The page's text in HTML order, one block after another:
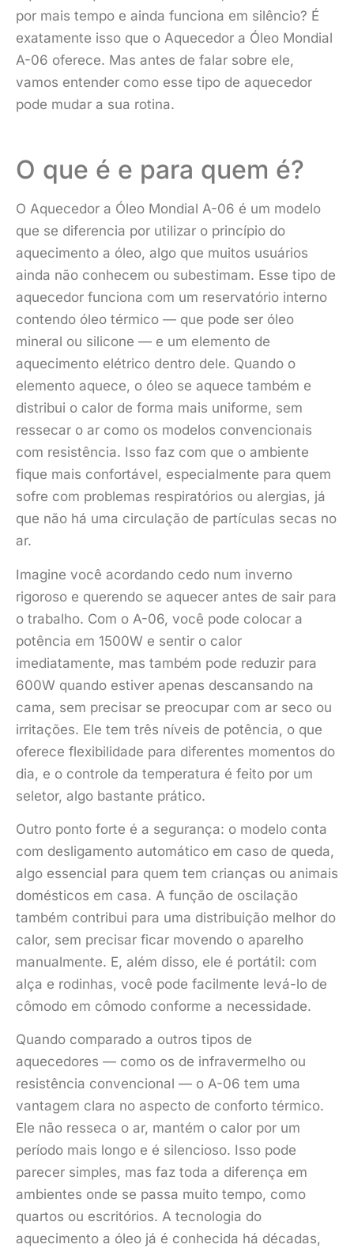
por mais tempo e ainda funciona em silêncio? É
exatamente isso que o Aquecedor a Óleo Mondial
A-06 oferece. Mas antes de falar sobre ele,
vamos entender como esse tipo de aquecedor
pode mudar a sua rotina.
O que é e para quem é?
O Aquecedor a Óleo Mondial A-06 é um modelo
que se diferencia por utilizar o princípio do
aquecimento a óleo, algo que muitos usuários
ainda não conhecem ou subestimam. Esse tipo de
aquecedor funciona com um reservatório interno
contendo óleo térmico — que pode ser óleo
mineral ou silicone — e um elemento de
aquecimento elétrico dentro dele. Quando o
elemento aquece, o óleo se aquece também e
distribui o calor de forma mais uniforme, sem
ressecar o ar como os modelos convencionais
com resistência. Isso faz com que o ambiente
fique mais confortável, especialmente para quem
sofre com problemas respiratórios ou alergias, já
que não há uma circulação de partículas secas no
ar.
Imagine você acordando cedo num inverno
rigoroso e querendo se aquecer antes de sair para
o trabalho. Com o A-06, você pode colocar a
potência em 1500W e sentir o calor
imediatamente, mas também pode reduzir para
600W quando estiver apenas descansando na
cama, sem precisar se preocupar com ar seco ou
irritações. Ele tem três níveis de potência, o que
oferece flexibilidade para diferentes momentos do
dia, e o controle da temperatura é feito por um
seletor, algo bastante prático.
Outro ponto forte é a segurança: o modelo conta
com desligamento automático em caso de queda,
algo essencial para quem tem crianças ou animais
domésticos em casa. A função de oscilação
também contribui para uma distribuição melhor do
calor, sem precisar ficar movendo o aparelho
manualmente. E, além disso, ele é portátil: com
alça e rodinhas, você pode facilmente levá-lo de
cômodo em cômodo conforme a necessidade.
Quando comparado a outros tipos de
aquecedores — como os de infravermelho ou
resistência convencional — o A-06 tem uma
vantagem clara no aspecto de conforto térmico.
Ele não resseca o ar, mantém o calor por um
período mais longo e é silencioso. Isso pode
parecer simples, mas faz toda a diferença em
ambientes onde se passa muito tempo, como
quartos ou escritórios. A tecnologia do
aquecimento a óleo já é conhecida há décadas,